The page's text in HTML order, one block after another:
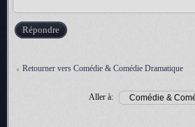
Répondre
Retourner vers Comédie & Comédie Dramatique
Aller à: